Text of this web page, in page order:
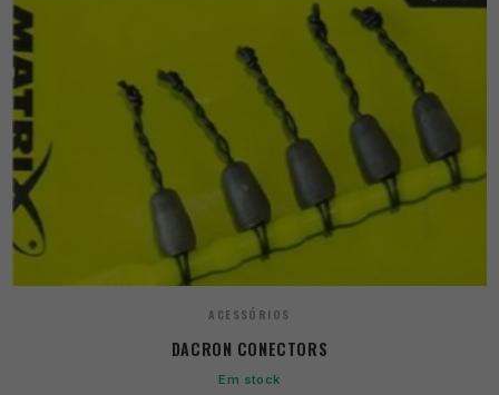
ACESSÓRIOS
DACRON CONECTORS
Em stock